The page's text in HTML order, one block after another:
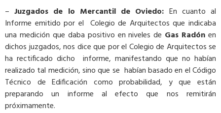
–Juzgados de lo Mercantil de Oviedo: En cuanto al
Informe emitido por el Colegio de Arquitectos que indicaba
una medición que daba positivo en niveles de Gas Radónen
dichos juzgados, nos dice que por el Colegio de Arquitectos se
ha rectificado dicho informe, manifestando que no habían
realizado tal medición, sino que se habían basado en el Código
Técnico de Edificación como probabilidad, y que están
preparando un informe al efecto que nos remitirán
próximamente.